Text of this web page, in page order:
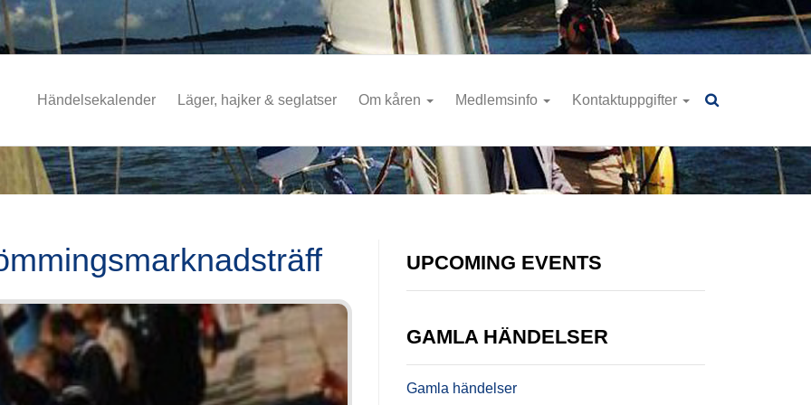
Händelsekalender Läger, hajker & seglatser Om kåren Medlemsinfo Kontaktuppgifter
UPCOMING EVENTS
GAMLA HÄNDELSER
Gamla händelser